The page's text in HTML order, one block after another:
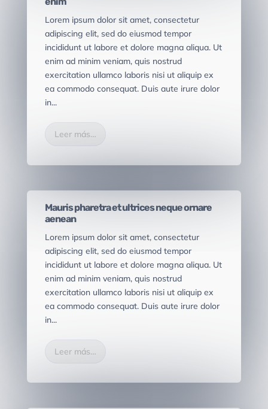
Lorem ipsum dolor sit amet, consectetur
adipiscing elit, sed do eiusmod tempor
incididunt ut labore et dolore magna aliqua. Ut
enim ad minim veniam, quis nostrud
exercitation ullamco laboris nisi ut aliquip ex
ea commodo consequat. Duis aute irure dolor
in...
Leer más…
Mauris pharetra et ultrices neque ornare
aenean
Lorem ipsum dolor sit amet, consectetur
adipiscing elit, sed do eiusmod tempor
incididunt ut labore et dolore magna aliqua. Ut
enim ad minim veniam, quis nostrud
exercitation ullamco laboris nisi ut aliquip ex
ea commodo consequat. Duis aute irure dolor
in...
Leer más…